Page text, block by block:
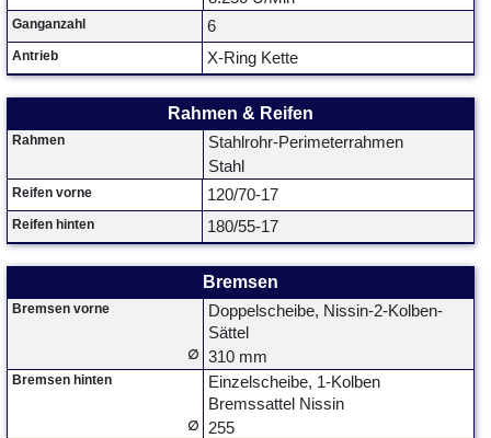
Ganganzahl 6
Antrieb X-Ring Kette
Rahmen & Reifen
Rahmen
Stahlrohr-Perimeterrahmen
Stahl
Reifen vorne 120/70-17
Reifen hinten 180/55-17
Bremsen
Bremsen vorne
Doppelscheibe, Nissin-2-Kolben-
Sättel
∅ 310 mm
Bremsen hinten
Einzelscheibe, 1-Kolben
Bremssattel Nissin
∅ 255